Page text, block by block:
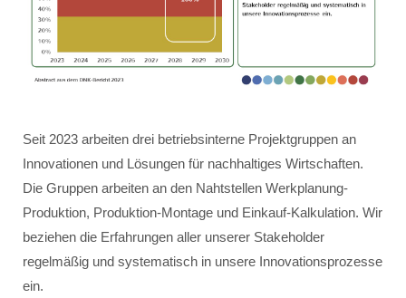
Seit 2023 arbeiten drei betriebsinterne Projektgruppen an
Innovationen und Lösungen für nachhaltiges Wirtschaften.
Die Gruppen arbeiten an den Nahtstellen Werkplanung-
Produktion, Produktion-Montage und Einkauf-Kalkulation. Wir
beziehen die Erfahrungen aller unserer Stakeholder
regelmäßig und systematisch in unsere Innovationsprozesse
ein.